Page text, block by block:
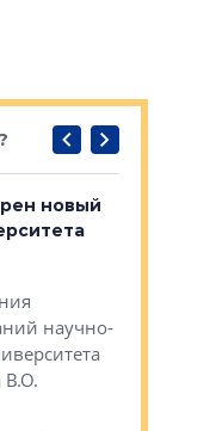
новый
научно-